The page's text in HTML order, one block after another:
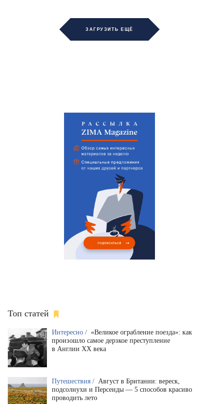
ЗАГРУЗИТЬ ЕЩЁ
Топ статей
Интересно / «Великое ограбление поезда»: как
произошло самое дерзкое преступление
в Англии XX века
Путешествия / Август в Британии: вереск,
подсолнухи и Персеиды — 5 способов красиво
проводить лето